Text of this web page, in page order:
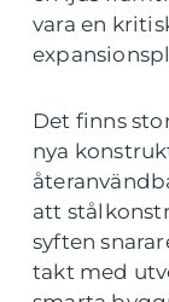
vara en
Det finns
nya
att
syften
takt med